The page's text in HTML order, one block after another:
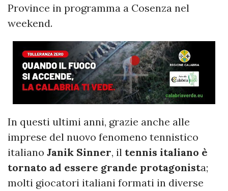
Province in programma a Cosenza nel
weekend.
In questi ultimi anni, grazie anche alle
imprese del nuovo fenomeno tennistico
italiano Janik Sinner, il tennis italiano è
tornato ad essere grande protagonista;
molti giocatori italiani formati in diverse